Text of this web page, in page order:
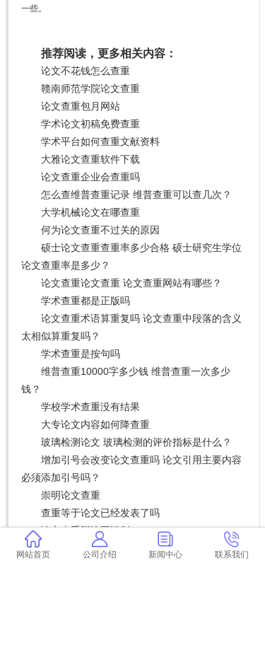
一些。
推荐阅读，更多相关内容：
论文不花钱怎么查重
赣南师范学院论文查重
论文查重包月网站
学术论文初稿免费查重
学术平台如何查重文献资料
大雅论文查重软件下载
论文查重企业会查重吗
怎么查维普查重记录 维普查重可以查几次？
大学机械论文在哪查重
何为论文查重不过关的原因
硕士论文查重查重率多少合格 硕士研究生学位
论文查重率是多少？
论文查重论文查重 论文查重网站有哪些？
学术查重都是正版吗
论文查重术语算重复吗 论文查重中段落的含义
太相似算重复吗？
学术查重是按句吗
维普查重10000字多少钱 维普查重一次多少
钱？
学校学术查重没有结果
大专论文内容如何降查重
玻璃检测论文 玻璃检测的评价指标是什么？
增加引号会改变论文查重吗 论文引用主要内容
必须添加引号吗？
崇明论文查重
查重等于论文已经发表了吗
论文查重脚注不识别
学术PDFdoc查重
网站首页 公司介绍 新闻中心 联系我们